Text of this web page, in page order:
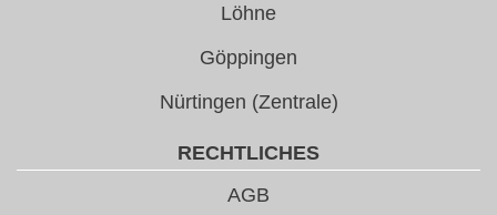
Löhne
Göppingen
Nürtingen (Zentrale)
RECHTLICHES
AGB